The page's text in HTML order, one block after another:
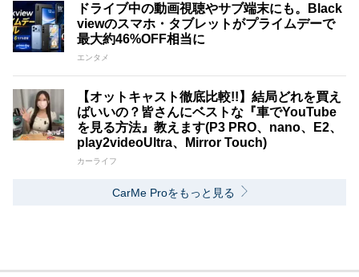
ドライブ中の動画視聴やサブ端末にも。Black
viewのスマホ・タブレットがプライムデーで
最大約46%OFF相当に
エンタメ
【オットキャスト徹底比較!!】結局どれを買え
ばいいの？皆さんにベストな『車でYouTube
を見る方法』教えます(P3 PRO、nano、E2、
play2videoUltra、Mirror Touch)
カーライフ
CarMe Proをもっと見る